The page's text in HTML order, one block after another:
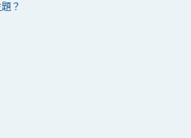
？